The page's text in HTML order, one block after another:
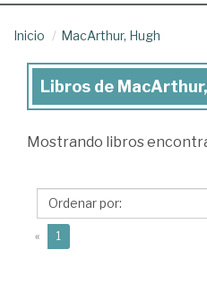
Inicio MacArthur, Hugh
Libros
MacArthur,
Libros de
Mostrando libros
« 1